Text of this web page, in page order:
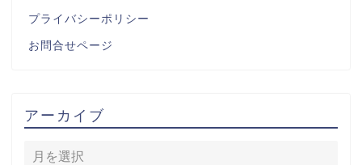
プライバシーポリシー
お問合せページ
アーカイブ